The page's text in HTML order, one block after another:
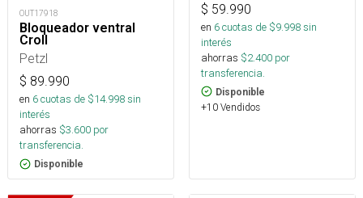
OUT17918
Bloqueador ventral
Croll
Petzl
$ 89.990
en 6cuotas de $14.998sin
interés
ahorras $3.600 por
transferencia.
Disponible
$ 59.990
en 6cuotas de $9.998sin
interés
ahorras $2.400 por
transferencia.
Disponible
+10 Vendidos